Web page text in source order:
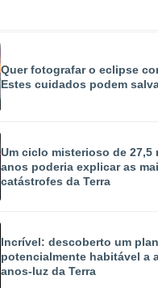
Quer fotografar o eclipse
Estes cuidados podem
Um ciclo misterioso de 27,5
anos poderia explicar as
catástrofes da Terra
Incrível: descoberto um
potencialmente habitável a
anos-luz da Terra